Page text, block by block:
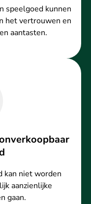
speelgoed kunnen
het vertrouwen en
aantasten.
kan niet worden
aanzienlijke
gaan.